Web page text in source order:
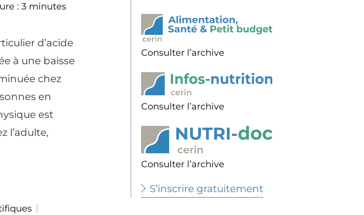
: 3 minutes
d’acide
à une baisse
chez
en
est
l’adulte,
Consulter l’archive
Consulter l’archive
Consulter l’archive
S’inscrire gratuitement